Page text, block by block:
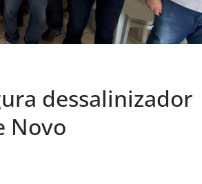
dessalinizador
Novo